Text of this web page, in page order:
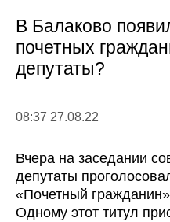
В Балаково
почетных
депутаты?
08:37 27.08.22
Вчера на заседании
депутаты
«Почетный
Одному этот титул